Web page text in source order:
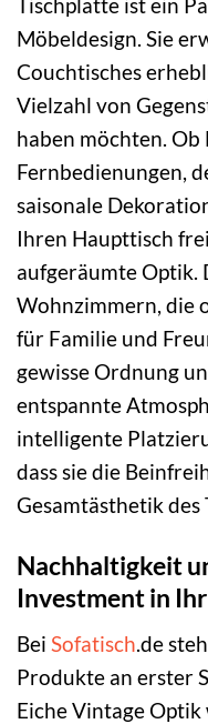
Tischplatte ist ein
Möbeldesign. Sie
Couchtisches
Vielzahl von
haben möchten.
Fernbedienungen,
saisonale
Ihren Haupttisch
aufgeräumte Optik.
Wohnzimmern, die
für Familie und
gewisse Ordnung
entspannte
intelligente
dass sie die
Gesamtästhetik des
Nachhaltigkeit
Investment in
Bei Sofatisch.de
Produkte an erster
Eiche Vintage